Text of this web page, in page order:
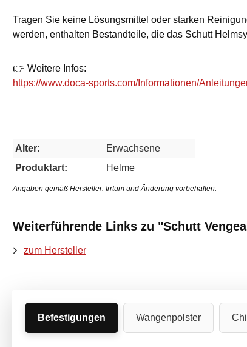
Tragen Sie keine Lösungsmittel oder starken
werden, enthalten Bestandteile, die das Schutt
👉 Weitere Infos:
https://www.doca-sports.com/Informationen/
Alter:
Erwachsene
Produktart:
Helme
Angaben gemäß Hersteller. Irrtum und Änderung vorbehalten.
Weiterführende Links zu "Schutt
zum Hersteller
Befestigungen Wangenpolster